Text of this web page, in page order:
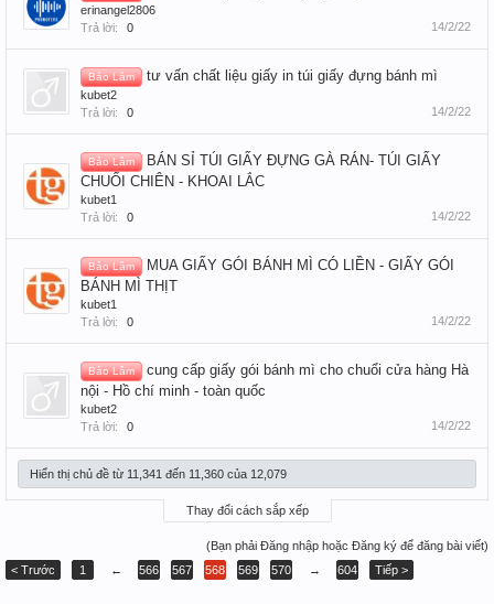
erinangel2806
Trả lời:
0 14/2/22
Bảo Lâm tư vấn chất liệu giấy in túi giấy đựng bánh mì
kubet2
Trả lời:
0 14/2/22
Bảo Lâm
BÁN SỈ TÚI GIẤY ĐỰNG GÀ RÁN- TÚI GIẤY
CHUỐI CHIÊN - KHOAI LẮC
kubet1
Trả lời:
0 14/2/22
Bảo Lâm
MUA GIẤY GÓI BÁNH MÌ CÓ LIỀN - GIẤY GÓI
BÁNH MÌ THỊT
kubet1
Trả lời:
0 14/2/22
Bảo Lâm
cung cấp giấy gói bánh mì cho chuổi cửa hàng Hà
nội - Hồ chí minh - toàn quốc
kubet2
Trả lời:
0 14/2/22
Hiển thị chủ đề từ 11,341 đến 11,360 của 12,079
Thay đổi cách sắp xếp
(Bạn phải Đăng nhập hoặc Đăng ký để đăng bài viết)
< Trước
1 ← 566 567 568 569 570 → 604 Tiếp >